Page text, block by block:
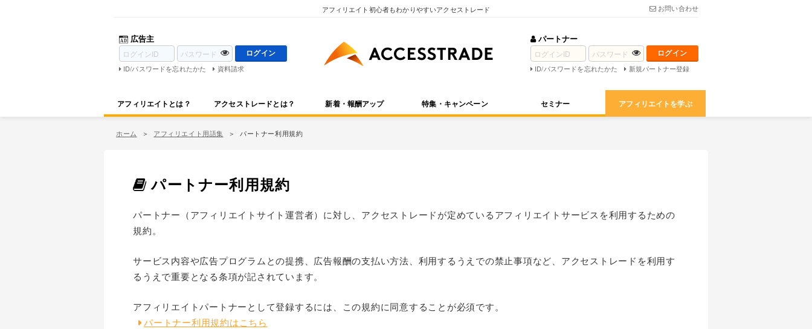
アフィリエイト初心者もわかりやすいアクセストレード お問い合わせ
広告主
ID/パスワードを忘れたかた 資料請求
パートナー
ID/パスワードを忘れたかた 新規パートナー登録
アフィリエイトとは？ アクセストレードとは？ 新着・報酬アップ 特集・キャンペーン セミナー アフィリエイトを学ぶ
ホーム アフィリエイト用語集 パートナー利用規約
パートナー利用規約
パートナー（アフィリエイトサイト運営者）に対し、アクセストレードが定めているアフィリエイトサービスを利用するための
規約。
サービス内容や広告プログラムとの提携、広告報酬の支払い方法、利用するうえでの禁止事項など、アクセストレードを利用す
るうえで重要となる条項が記されています。
アフィリエイトパートナーとして登録するには、この規約に同意することが必須です。
パートナー利用規約はこちら